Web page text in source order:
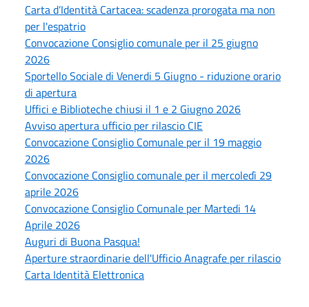
Carta d’Identità Cartacea: scadenza prorogata ma non
per l'espatrio
Convocazione Consiglio comunale per il 25 giugno
2026
Sportello Sociale di Venerdi 5 Giugno - riduzione orario
di apertura
Uffici e Biblioteche chiusi il 1 e 2 Giugno 2026
Avviso apertura ufficio per rilascio CIE
Convocazione Consiglio Comunale per il 19 maggio
2026
Convocazione Consiglio comunale per il mercoledì 29
aprile 2026
Convocazione Consiglio Comunale per Martedi 14
Aprile 2026
Auguri di Buona Pasqua!
Aperture straordinarie dell'Ufficio Anagrafe per rilascio
Carta Identità Elettronica